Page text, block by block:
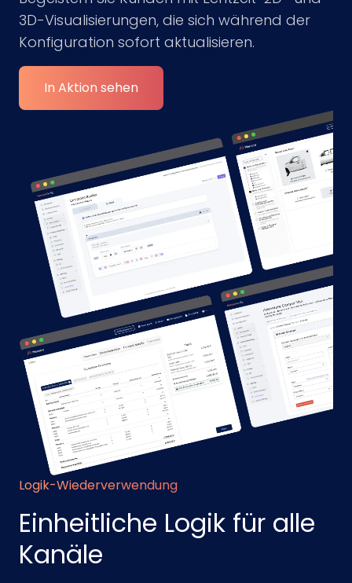
3D-Visualisierungen, die sich während der
Konfiguration sofort aktualisieren.
In Aktion sehen
Logik-Wiederverwendung
Einheitliche Logik für alle
Kanäle